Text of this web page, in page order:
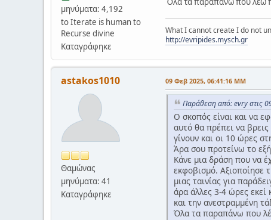
μηνύματα: 4,192
to Iterate is human to
Recurse divine
Καταγράφηκε
What I cannot create I do not
http://evripides.mysch.gr
astakos1010
Θαμώνας
μηνύματα: 41
Καταγράφηκε
09 Φεβ 2025, 06:41:16 ΜΜ
Παράθεση από: evry στις
Ο σκοπός είναι και να
αυτό θα πρέπει να
γίνουν και οι 10 ώρες
Άρα σου προτείνω το
Κάνε μια δράση που να
εκφοβισμό. Αξιοποίησε
μιας ταινίας για
άρα άλλες 3-4 ώρες εκεί
και την ανεστραμμένη
Όλα τα παραπάνω που